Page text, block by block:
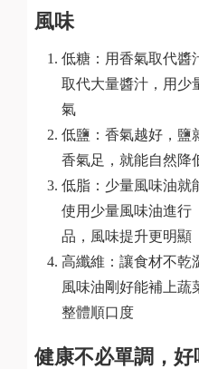
風味
低糖：用香氣取代醬
取代大量醬汁，用少
氣
低鹽：香氣越好，鹽
香氣足，就能自然降
低脂：少量風味油就
使用少量風味油進行
品，風味提升更明顯
高纖維：讓食材不乾
風味油剛好能補上蔬
整體順口度
健康不必單調，